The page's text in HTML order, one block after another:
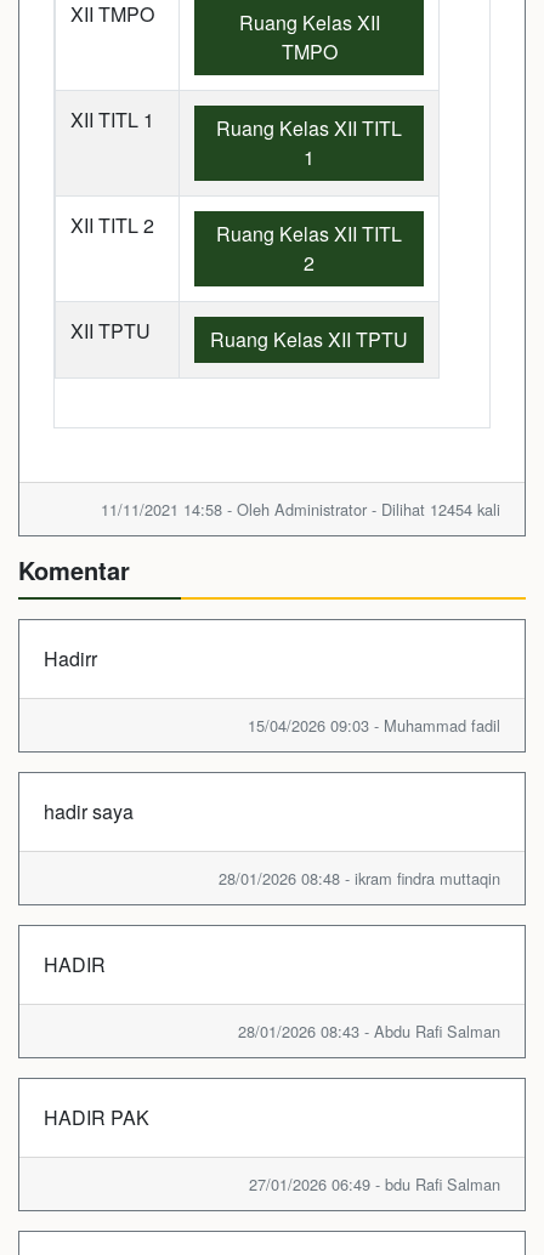
XII TMPO
Ruang Kelas XII
TMPO
XII TITL 1
Ruang Kelas XII TITL
1
XII TITL 2
Ruang Kelas XII TITL
2
XII TPTU Ruang Kelas XII TPTU
11/11/2021 14:58 - Oleh Administrator - Dilihat 12454 kali
Komentar
Hadirr
15/04/2026 09:03 - Muhammad fadil
hadir saya
28/01/2026 08:48 - ikram findra muttaqin
HADIR
28/01/2026 08:43 - Abdu Rafi Salman
HADIR PAK
27/01/2026 06:49 - bdu Rafi Salman